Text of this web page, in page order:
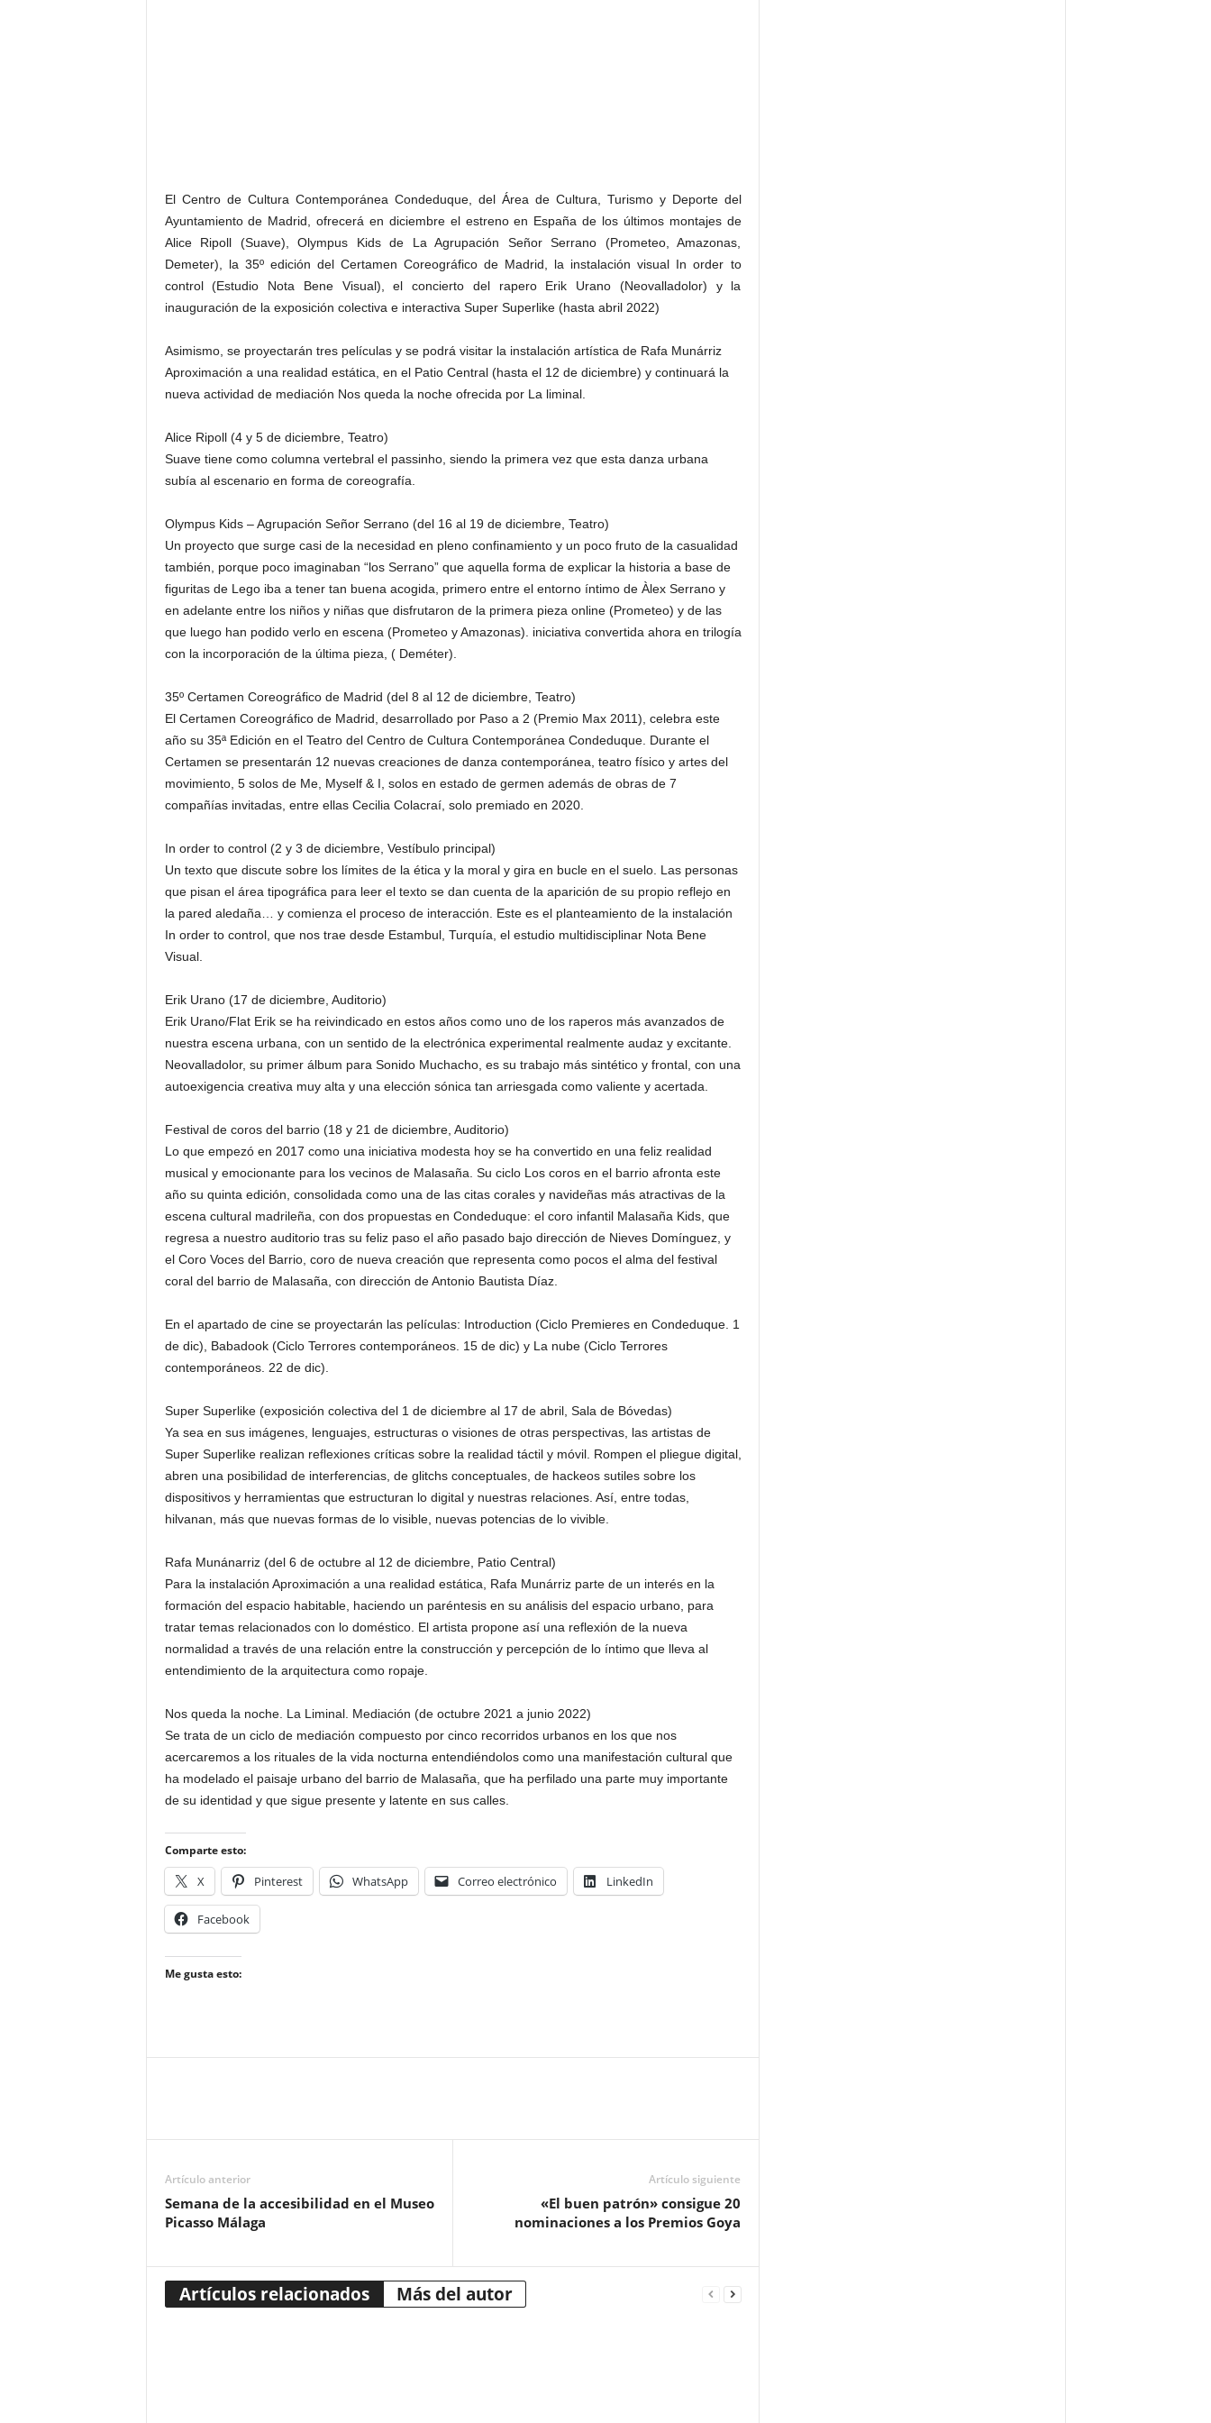
El Centro de Cultura Contemporánea Condeduque, del Área de Cultura, Turismo y Deporte del
Ayuntamiento de Madrid, ofrecerá en diciembre el estreno en España de los últimos montajes de
Alice Ripoll (Suave), Olympus Kids de La Agrupación Señor Serrano (Prometeo, Amazonas,
Demeter), la 35º edición del Certamen Coreográfico de Madrid, la instalación visual In order to
control (Estudio Nota Bene Visual), el concierto del rapero Erik Urano (Neovalladolor) y la
inauguración de la exposición colectiva e interactiva Super Superlike (hasta abril 2022)
Asimismo, se proyectarán tres películas y se podrá visitar la instalación artística de Rafa Munárriz
Aproximación a una realidad estática, en el Patio Central (hasta el 12 de diciembre) y continuará la
nueva actividad de mediación Nos queda la noche ofrecida por La liminal.
Alice Ripoll (4 y 5 de diciembre, Teatro)
Suave tiene como columna vertebral el passinho, siendo la primera vez que esta danza urbana
subía al escenario en forma de coreografía.
Olympus Kids – Agrupación Señor Serrano (del 16 al 19 de diciembre, Teatro)
Un proyecto que surge casi de la necesidad en pleno confinamiento y un poco fruto de la casualidad
también, porque poco imaginaban “los Serrano” que aquella forma de explicar la historia a base de
figuritas de Lego iba a tener tan buena acogida, primero entre el entorno íntimo de Àlex Serrano y
en adelante entre los niños y niñas que disfrutaron de la primera pieza online (Prometeo) y de las
que luego han podido verlo en escena (Prometeo y Amazonas). iniciativa convertida ahora en trilogía
con la incorporación de la última pieza, ( Deméter).
35º Certamen Coreográfico de Madrid (del 8 al 12 de diciembre, Teatro)
El Certamen Coreográfico de Madrid, desarrollado por Paso a 2 (Premio Max 2011), celebra este
año su 35ª Edición en el Teatro del Centro de Cultura Contemporánea Condeduque. Durante el
Certamen se presentarán 12 nuevas creaciones de danza contemporánea, teatro físico y artes del
movimiento, 5 solos de Me, Myself & I, solos en estado de germen además de obras de 7
compañías invitadas, entre ellas Cecilia Colacraí, solo premiado en 2020.
In order to control (2 y 3 de diciembre, Vestíbulo principal)
Un texto que discute sobre los límites de la ética y la moral y gira en bucle en el suelo. Las personas
que pisan el área tipográfica para leer el texto se dan cuenta de la aparición de su propio reflejo en
la pared aledaña… y comienza el proceso de interacción. Este es el planteamiento de la instalación
In order to control, que nos trae desde Estambul, Turquía, el estudio multidisciplinar Nota Bene
Visual.
Erik Urano (17 de diciembre, Auditorio)
Erik Urano/Flat Erik se ha reivindicado en estos años como uno de los raperos más avanzados de
nuestra escena urbana, con un sentido de la electrónica experimental realmente audaz y excitante.
Neovalladolor, su primer álbum para Sonido Muchacho, es su trabajo más sintético y frontal, con una
autoexigencia creativa muy alta y una elección sónica tan arriesgada como valiente y acertada.
Festival de coros del barrio (18 y 21 de diciembre, Auditorio)
Lo que empezó en 2017 como una iniciativa modesta hoy se ha convertido en una feliz realidad
musical y emocionante para los vecinos de Malasaña. Su ciclo Los coros en el barrio afronta este
año su quinta edición, consolidada como una de las citas corales y navideñas más atractivas de la
escena cultural madrileña, con dos propuestas en Condeduque: el coro infantil Malasaña Kids, que
regresa a nuestro auditorio tras su feliz paso el año pasado bajo dirección de Nieves Domínguez, y
el Coro Voces del Barrio, coro de nueva creación que representa como pocos el alma del festival
coral del barrio de Malasaña, con dirección de Antonio Bautista Díaz.
En el apartado de cine se proyectarán las películas: Introduction (Ciclo Premieres en Condeduque. 1
de dic), Babadook (Ciclo Terrores contemporáneos. 15 de dic) y La nube (Ciclo Terrores
contemporáneos. 22 de dic).
Super Superlike (exposición colectiva del 1 de diciembre al 17 de abril, Sala de Bóvedas)
Ya sea en sus imágenes, lenguajes, estructuras o visiones de otras perspectivas, las artistas de
Super Superlike realizan reflexiones críticas sobre la realidad táctil y móvil. Rompen el pliegue digital,
abren una posibilidad de interferencias, de glitchs conceptuales, de hackeos sutiles sobre los
dispositivos y herramientas que estructuran lo digital y nuestras relaciones. Así, entre todas,
hilvanan, más que nuevas formas de lo visible, nuevas potencias de lo vivible.
Rafa Munánarriz (del 6 de octubre al 12 de diciembre, Patio Central)
Para la instalación Aproximación a una realidad estática, Rafa Munárriz parte de un interés en la
formación del espacio habitable, haciendo un paréntesis en su análisis del espacio urbano, para
tratar temas relacionados con lo doméstico. El artista propone así una reflexión de la nueva
normalidad a través de una relación entre la construcción y percepción de lo íntimo que lleva al
entendimiento de la arquitectura como ropaje.
Nos queda la noche. La Liminal. Mediación (de octubre 2021 a junio 2022)
Se trata de un ciclo de mediación compuesto por cinco recorridos urbanos en los que nos
acercaremos a los rituales de la vida nocturna entendiéndolos como una manifestación cultural que
ha modelado el paisaje urbano del barrio de Malasaña, que ha perfilado una parte muy importante
de su identidad y que sigue presente y latente en sus calles.
Comparte esto:
X Pinterest WhatsApp Correo electrónico LinkedIn
Facebook
Me gusta esto:
Artículo anterior
Semana de la accesibilidad en el Museo
Picasso Málaga
Artículo siguiente
«El buen patrón» consigue 20
nominaciones a los Premios Goya
Artículos relacionados Más del autor